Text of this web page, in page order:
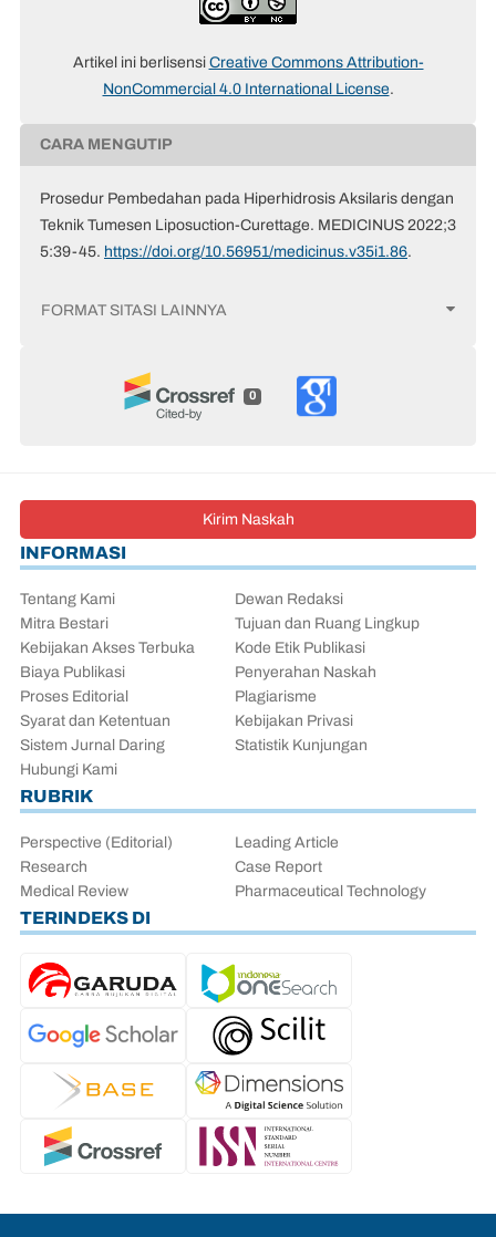
Artikel ini berlisensiCreative Commons Attribution-
NonCommercial 4.0 International License.
CARA MENGUTIP
Prosedur Pembedahan pada Hiperhidrosis Aksilaris dengan
Teknik Tumesen Liposuction-Curettage. MEDICINUS 2022;3
5:39-45. https://doi.org/10.56951/medicinus.v35i1.86.
FORMAT SITASI LAINNYA
0
INFORMASI
Tentang Kami
Dewan Redaksi
Mitra Bestari
Tujuan dan Ruang Lingkup
Kebijakan Akses Terbuka
Kode Etik Publikasi
Biaya Publikasi
Penyerahan Naskah
Proses Editorial
Plagiarisme
Syarat dan Ketentuan
Kebijakan Privasi
Sistem Jurnal Daring
Statistik Kunjungan
Hubungi Kami
Kirim Naskah
RUBRIK
Perspective (Editorial)
Leading Article
Research
Case Report
Medical Review
Pharmaceutical Technology
TERINDEKS DI